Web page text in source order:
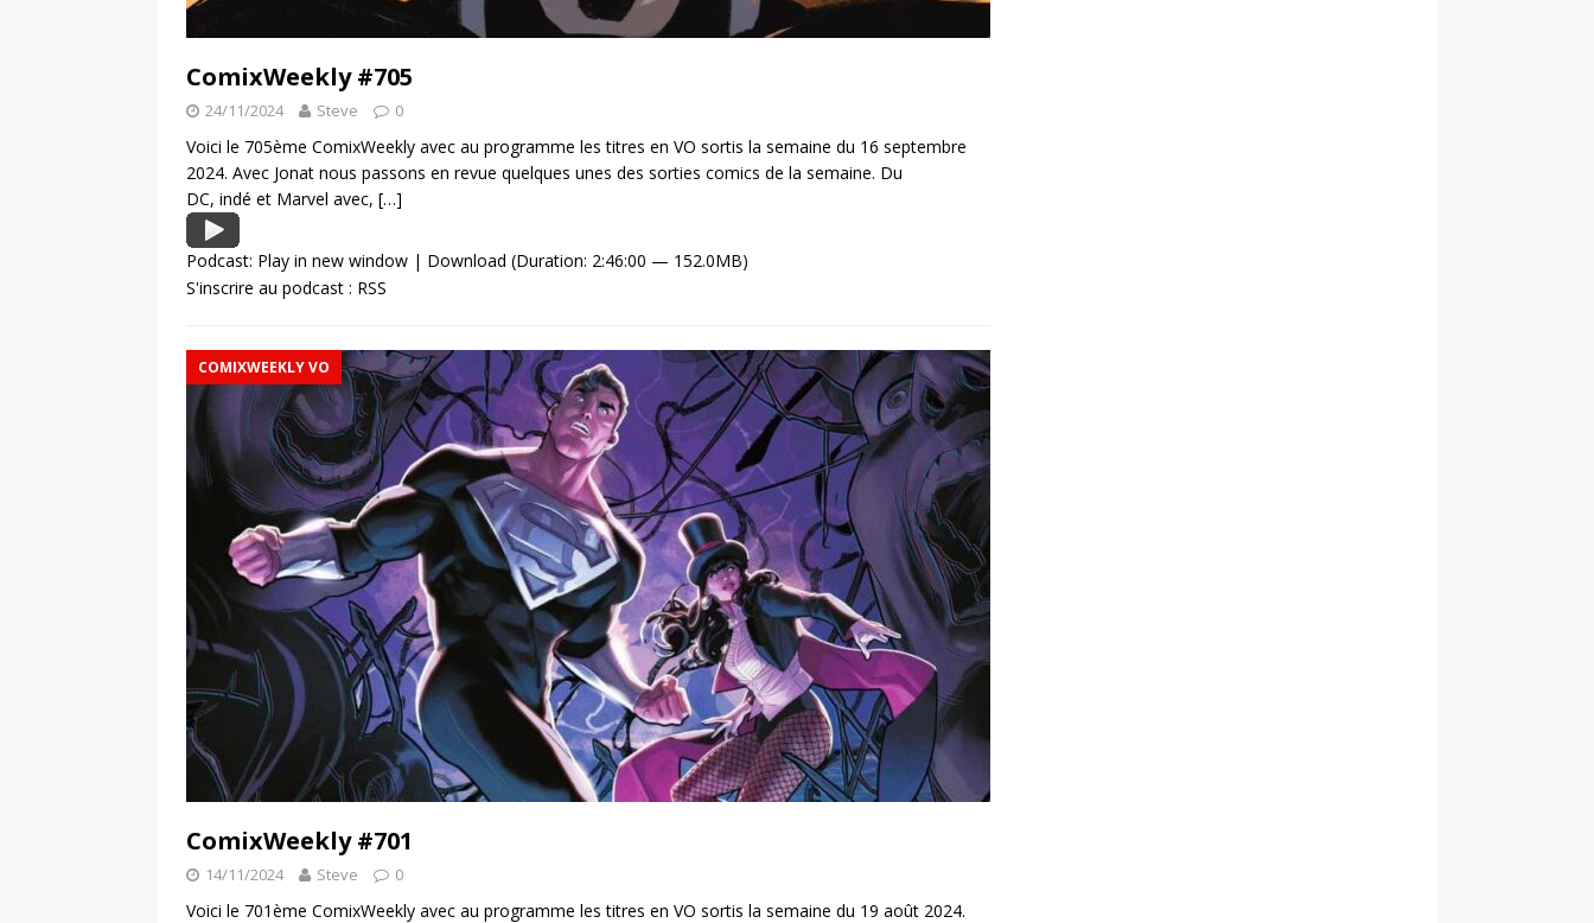
ComixWeekly #705
24/11/2024 Steve 0
Voici le 705ème ComixWeekly avec au programme les titres en VO sortis la semaine du 16 septembre
2024. Avec Jonat nous passons en revue quelques unes des sorties comics de la semaine. Du
DC, indé et Marvel avec, […]
Podcast: Play in new window | Download (Duration: 2:46:00 — 152.0MB)
S'inscrire au podcast : RSS
COMIXWEEKLY VO
ComixWeekly #701
14/11/2024 Steve 0
Voici le 701ème ComixWeekly avec au programme les titres en VO sortis la semaine du 19 août 2024.